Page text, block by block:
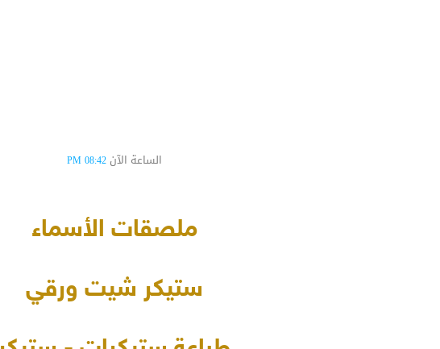
الساعة الآن 08:42 PM
ملصقات الأسماء
ستيكر شيت ورقي